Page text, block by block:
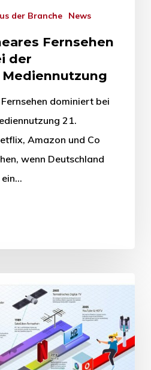
der Branche News
Fernsehen
der
dominiert bei
21.
Amazon und Co
wenn Deutschland
ein…